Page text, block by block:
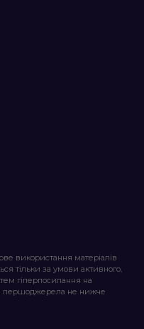
використання матеріалів
тільки за умови активного,
гіперпосилання на
першоджерела не нижче